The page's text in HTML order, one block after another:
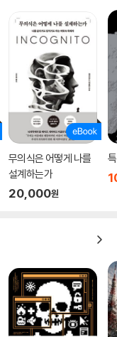
무의식은 어떻게 나를
설계하는가
20,000원